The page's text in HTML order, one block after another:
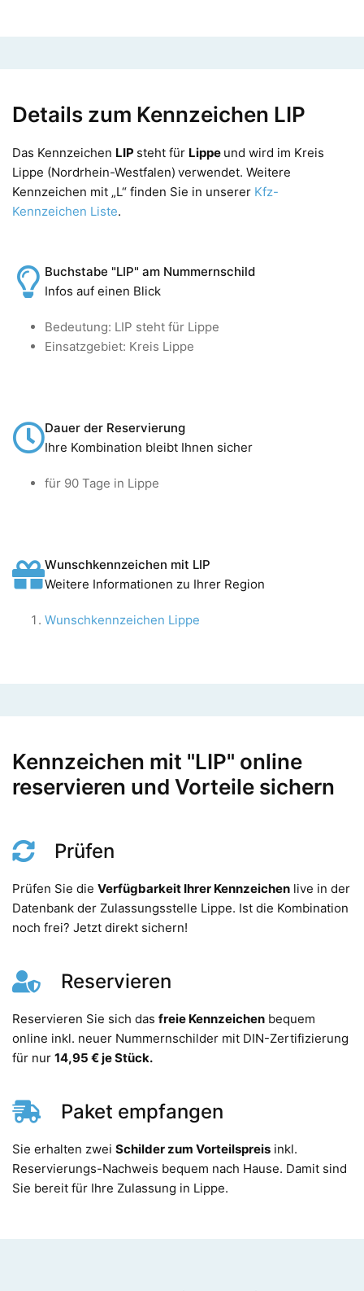
Details zum Kennzeichen LIP
Das Kennzeichen LIP steht für Lippe und wird im Kreis
Lippe (Nordrhein-Westfalen) verwendet. Weitere
Kennzeichen mit „L“ finden Sie in unserer Kfz-
Kennzeichen Liste.
Buchstabe "LIP" am Nummernschild
Infos auf einen Blick
Bedeutung: LIP steht für Lippe
Einsatzgebiet: Kreis Lippe
Dauer der Reservierung
Ihre Kombination bleibt Ihnen sicher
für 90 Tage in Lippe
Wunschkennzeichen mit LIP
Weitere Informationen zu Ihrer Region
Wunschkennzeichen Lippe
Kennzeichen mit "LIP" online
reservieren und Vorteile sichern
Prüfen
Prüfen Sie die Verfügbarkeit Ihrer Kennzeichen live in der
Datenbank der Zulassungsstelle Lippe. Ist die Kombination
noch frei? Jetzt direkt sichern!
Reservieren
Reservieren Sie sich das freie Kennzeichen bequem
online inkl. neuer Nummernschilder mit DIN-Zertifizierung
für nur 14,95 € je Stück.
Paket empfangen
Sie erhalten zwei Schilder zum Vorteilspreis inkl.
Reservierungs-Nachweis bequem nach Hause. Damit sind
Sie bereit für Ihre Zulassung in Lippe.